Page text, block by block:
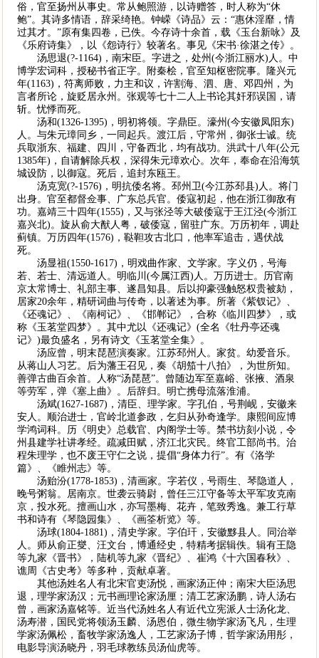
俗，官至扬州从事史。常从鲍照游，以诗赠答，时人称为“休
鲍”。其诗多情语，辞采绮艳。钟嵘《诗品》云：“惠休淫靡，情
过其才。”原有集四卷，已佚。今存诗十余首，载《玉台新咏》及
《乐府诗集》，以《怨诗行》较著名。事见《宋书·徐湛之传》。
汤思退(?-1164)，南宋臣。字进之，处州(今浙江丽水)人。中
博学宏词科，授秘书省正字。附秦桧，官至知枢密院事。隆兴元
年(1163)，符离师败，力主和议，许割海、泗、唐、邓四州，为
言者所论，旋贬居永州。张观等七十二人上书论其奸邪误国，请
斩。忧悸而死。
汤和(1326-1395)，明初将领。字鼎臣。濠州(今安徽凤阳东)
人。与朱元璋同乡，一同起兵。渡江后，守常州，御张士诚。统
兵取浙东、福建、四川，守备西北，均有战功。洪武十八年(公元
1385年)，自请解除兵权，深得朱元璋欢心。次年，奉命在沿海筑
城设防，以御寇。死后，追封东瓯王。
汤克宽(?-1576)，明抗倭名将。邳州卫(今江苏邳县)人。将门
出身。官至都督佥事、广东总兵官。倭寇初起，他在浙江御敌有
功。嘉靖三十四年(1555)，又与张泾等大破倭寇于王江泾(今浙江
嘉兴北)。旋从俞大猷人粤，破倭寇，留驻广东。万历初年，调赴
蓟镇。万历四年(1576)，鞑靼攻古北口，他率军追击，遇伏战
死。
汤显祖(1550-1617)，明戏曲作家、文学家。字义仍，号海
若、若士、清远道人。明临川(今属江西)人。万历进士。历官南
京太常博士、礼部主事、遂昌知县。后以抑豪强触怒权贵被劾，
居家20余年，精研词曲与传奇，以著述为事。所著《紫钗记》、
《还魂记》、《南柯记》、《邯郸记》，合称《临川四梦》，或
称《玉茗堂四梦》。其中尤以《还魂记》(全名《牡丹亭还魂
记》)最负盛名，另有诗文《玉茗堂全集》。
汤应曾，明末琵琶演奏家。江苏邳州人。家贫。幼爱音乐。
从蒋山人习艺。后为藩王召见，奏《胡笳十八拍》，为世所知。
善弹古曲百余首。人称“汤琵琶”。曾随边军至嘉峪、张掖、酒泉
等劳军，弹《塞上曲》。后辞归。明亡携母流落淮浦。
汤斌(1627-1687)，清臣、理学家。字孔伯，号荆岘，安徽来
安人。顺治进士，官岭北道参政，乞归从孙奇逢学。康熙间应博
学鸿词科。历《明史》总载官、内阁学士等。禁书坊刻小说，令
州县建学社讲孝经。疏减田赋，济江北灾民。终官工部尚书。治
程朱理学，也不废王守仁之说，提倡“身体力行”。有《洛学
篇》、《睢州志》等。
汤贻汾(1778-1853)，清画家。字若仪，号雨生、琴隐道人，
晚号粥翁。居南京。世袭云骑尉，曾任三江守备等太平军攻克南
京，投水死。擅画山水，亦写墨梅、花卉，笔致秀逸。兼工行草
书和诗有《琴隐园集》、《画筌析览》等。
汤球(1804-1881)，清史学家。字伯玕，安徽黟县人。同治举
人。师从俞正燮、汪文台，博通经史，特精考据辑佚。辑有王隐
等九家《晋书》，陆机等九家《晋纪》、崔鸿《十六国春秋》、
谯周《古史考》等多种，贡献卓著。
其他汤姓名人有北宋官吏汤悦，画家汤正仲；南宋大臣汤思
退，理学家汤汉；元书画理论家汤厘；清工艺家汤鹏，诗人汤右
曾，画家汤嘉铭等。近当代汤姓名人有近代立宪派人士汤化龙、
汤寿潜，国民党将领汤玉麟、汤恩伯，微生物学家汤飞凡，生理
学家汤佩松，畜牧学家汤逸人，工艺家汤子博，哲学家汤用彤，
电影导演汤晓丹，羽毛球教练员汤仙虎等。